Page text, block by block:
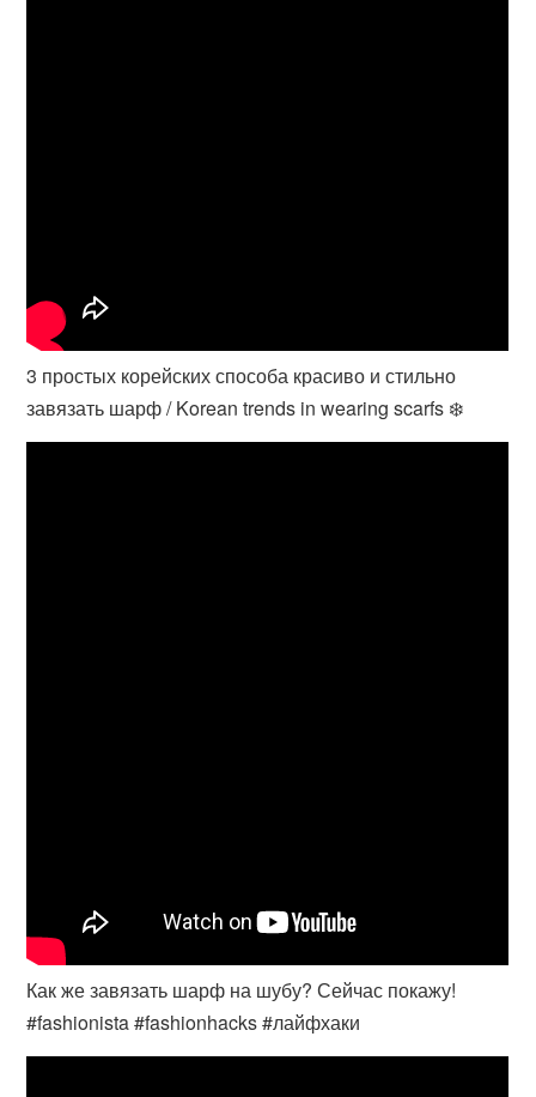
3 простых корейских способа красиво и стильно
завязать шарф / Korean trends in wearing scarfs ❄️
Как же завязать шарф на шубу? Сейчас покажу!
#fashionista #fashionhacks #лайфхаки